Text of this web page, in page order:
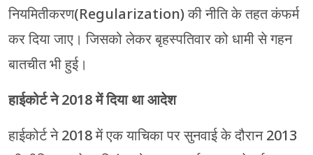
नियमितीकरण(Regularization) की नीति के तहत कंफर्म
कर दिया जाए। जिसको लेकर बृहस्पतिवार को धामी से गहन
बातचीत भी हुई।
हाईकोर्ट ने 2018 में दिया था आदेश
हाईकोर्ट ने 2018 में एक याचिका पर सुनवाई के दौरान 2013